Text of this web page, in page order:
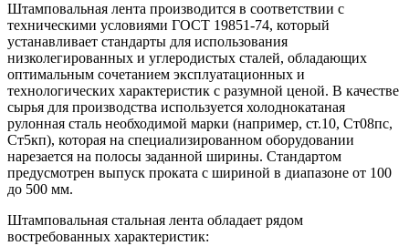
Штамповальная лента производится в соответствии с
техническими условиями ГОСТ 19851-74, который
устанавливает стандарты для использования
низколегированных и углеродистых сталей, обладающих
оптимальным сочетанием эксплуатационных и
технологических характеристик с разумной ценой. В качестве
сырья для производства используется холоднокатаная
рулонная сталь необходимой марки (например, ст.10, Ст08пс,
Ст5кп), которая на специализированном оборудовании
нарезается на полосы заданной ширины. Стандартом
предусмотрен выпуск проката с шириной в диапазоне от 100
до 500 мм.
Штамповальная стальная лента обладает рядом
востребованных характеристик: